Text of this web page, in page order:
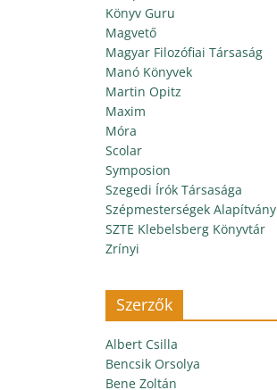
Könyv Guru
Magvető
Magyar Filozófiai Társaság
Manó Könyvek
Martin Opitz
Maxim
Móra
Scolar
Symposion
Szegedi Írók Társasága
Szépmesterségek Alapítvány
SZTE Klebelsberg Könyvtár
Zrínyi
Szerzők
Albert Csilla
Bencsik Orsolya
Bene Zoltán